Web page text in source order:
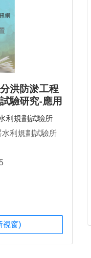
洪防淤工程
驗研究-應用
及評估
利規劃試驗所
利規劃試驗所
視窗)